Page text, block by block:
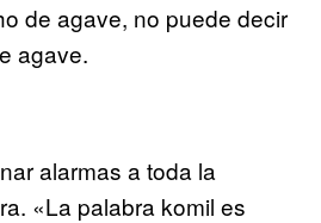
de agave, no puede decir
agave.
alarmas a toda la
«La palabra komil es